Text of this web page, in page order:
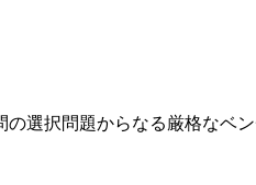
選択問題からなる厳格なベ